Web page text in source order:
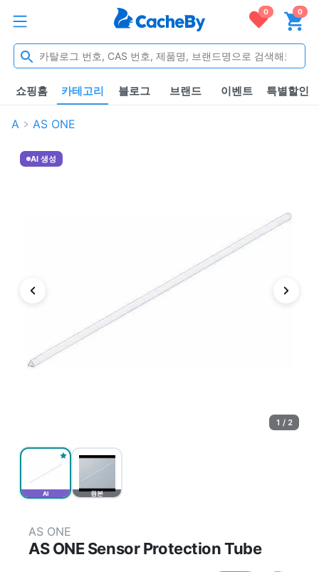
0 0
쇼핑홈 카테고리 블로그 브랜드 이벤트 특별할인
A AS ONE
AI 원본
AI 생성
1 / 2
AS ONE
AS ONE Sensor Protection Tube